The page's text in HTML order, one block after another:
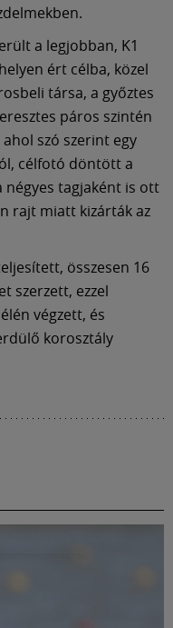
a legjobban, K1
ért célba, közel
társa, a győztes
páros szintén
szó szerint egy
célfotó döntött a
négyes tagjaként is ott
rajt miatt kizárták az
összesen 16
szerzett, ezzel
végzett, és
korosztály